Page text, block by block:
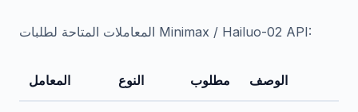
المعاملات المتاحة لطلبات Minimax / Hailuo-02 API:
المعامل النوع مطلوب الوصف